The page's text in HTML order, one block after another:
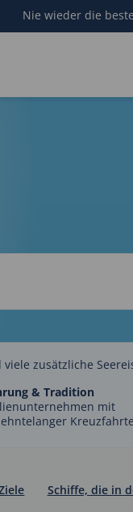
Nie wieder die
zusätzliche
& Tradition
mit
Schiffe, die in